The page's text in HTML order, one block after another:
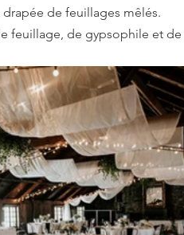
de feuillages mêlés.
feuillage, de gypsophile et de